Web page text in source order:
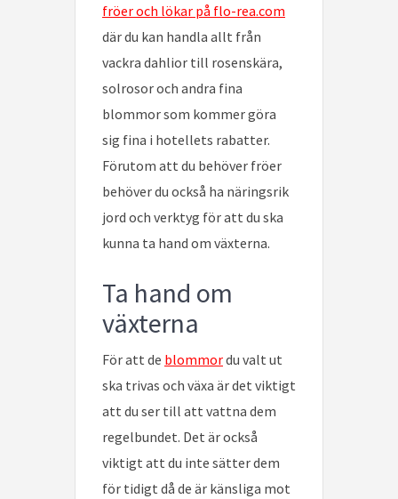
fröer och lökar på flo-rea.com
där du kan handla allt från
vackra dahlior till rosenskära,
solrosor och andra fina
blommor som kommer göra
sig fina i hotellets rabatter.
Förutom att du behöver fröer
behöver du också ha näringsrik
jord och verktyg för att du ska
kunna ta hand om växterna.
Ta hand om
växterna
För att de blommordu valt ut
ska trivas och växa är det viktigt
att du ser till att vattna dem
regelbundet. Det är också
viktigt att du inte sätter dem
för tidigt då de är känsliga mot